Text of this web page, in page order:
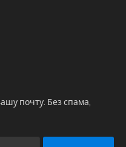
почту. Без спама,